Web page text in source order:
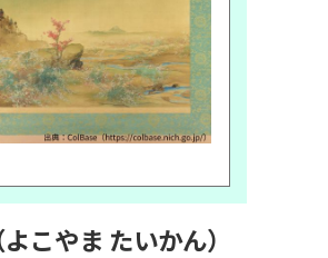
よこやま たいかん）